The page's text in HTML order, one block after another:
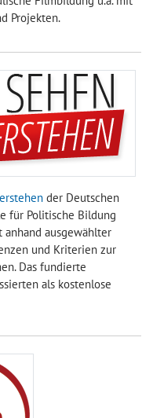
Projekten.
der Deutschen
für Politische Bildung
ausgewählter
und Kriterien zur
Das fundierte
als kostenlose